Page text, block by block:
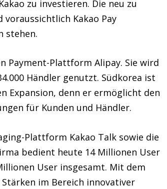
zu investieren. Die neu zu
Kakao Pay
stehen.
Payment-Plattform Alipay. Sie wird
Händler genutzt. Südkorea ist
Expansion, denn er ermöglicht den
für Kunden und Händler.
Plattform Kakao Talk sowie die
bedient heute 14 Millionen User
User insgesamt. Mit dem
im Bereich innovativer